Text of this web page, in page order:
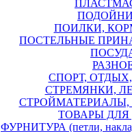
ПОИЛКИ,
ПОСТЕЛЬНЫЕ
ПОСУДА
РАЗНОЕ
СПОРТ, ОТДЫХ,
СТРЕМЯНКИ,
СТРОЙМАТЕРИАЛЫ,
ТОВАРЫ ДЛЯ
ФУРНИТУРА (петли,